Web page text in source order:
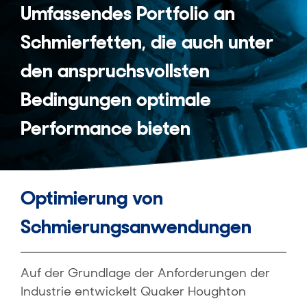
Umfassendes Portfolio an
Schmierfetten, die auch unter
den anspruchsvollsten
Bedingungen optimale
Performance bieten
Optimierung von
Schmierungsanwendungen
Auf der Grundlage der Anforderungen der
Industrie entwickelt Quaker Houghton